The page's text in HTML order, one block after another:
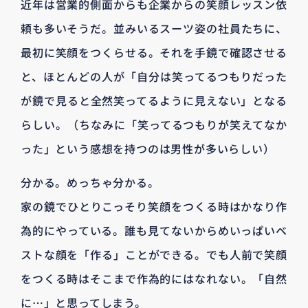
近年は営業的側面からも企業からの笑顔レッスン依
頼も多いそうだ。並みいるスーツ姿の社員たちに、
最初に笑顔をつくらせる。それを手鏡で確認させる
と、ほとんどの人が「自分は笑ってるつもりだった
が鏡で見ると全然笑ってるように見えない」となる
らしい。（ちなみに「笑ってるつもりが笑えてなか
った」という感想を持つのは男性が多いらしい）
分かる。めっちゃ分かる。
家の鏡でひとりこっそり笑顔をつくる時はかなり作
為的にやっている。誰も見てないからめいっぱいベ
ストな顔を「作る」ことができる。でも人前で笑顔
をつくる時はそこまで作為的にはなれない。「自然
に…」と思ってしまう。